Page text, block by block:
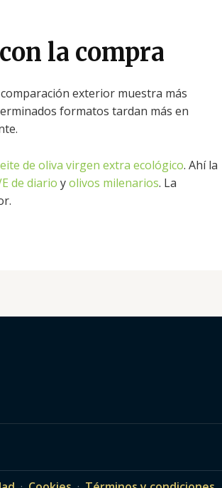
la compra
exterior muestra más
formatos tardan más en
de oliva virgen extra ecológico. Ahí la
de diario yolivos milenarios. La